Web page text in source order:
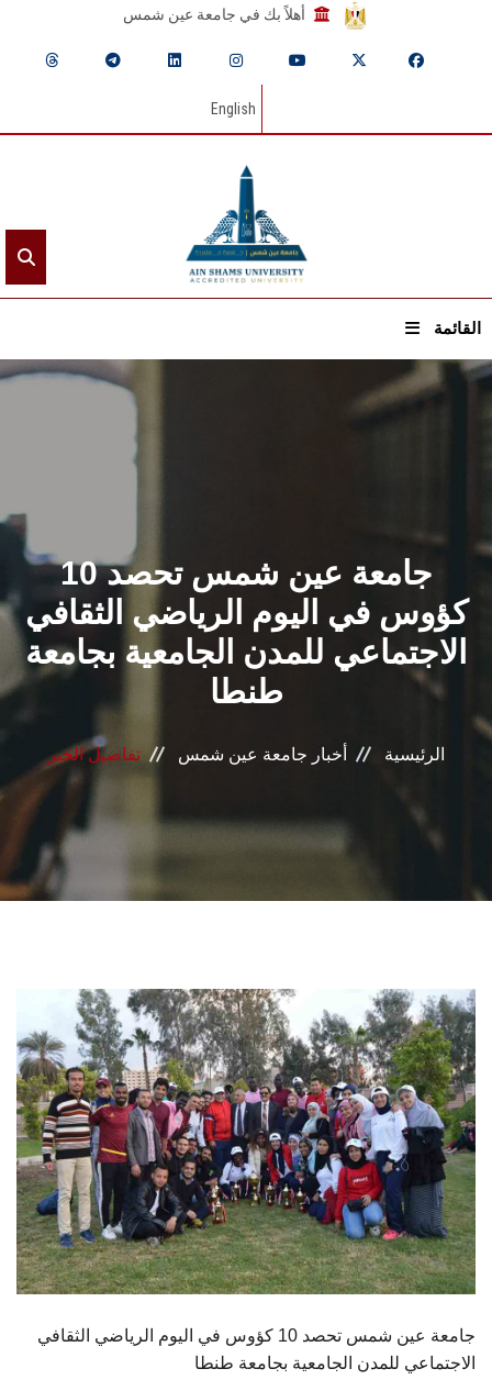
أهلاً بك في جامعة عين شمس
English
القائمة
القطاعـات
الشئون الأكاديمية
البحث العلمي
الرعاية الصحية
المراكز والوحدات
الأنظمة الذكية
الإعلام
هيئة التدريس
الدراسات العليا
الخريجين
الموظفون
الزائـرون
سجل الان
جامعة عين شمس تحصد 10
كؤوس في اليوم الرياضي الثقافي
الاجتماعي للمدن الجامعية بجامعة
طنطا
الرئيسية أخبار جامعة عين شمس تفاصيل الخبر
جامعة عين شمس تحصد 10 كؤوس في اليوم الرياضي الثقافي
الاجتماعي للمدن الجامعية بجامعة طنطا